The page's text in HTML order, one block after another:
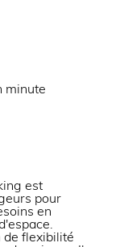
et les
minute
est
pour
en
de flexibilité